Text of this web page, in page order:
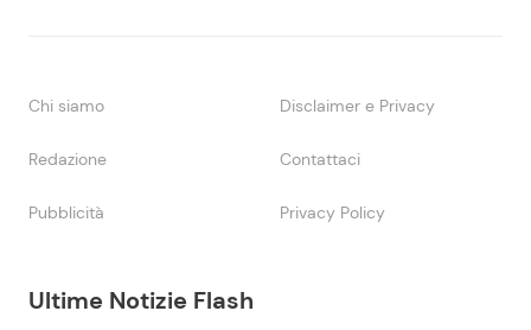
Ultime Notizie Flash
Chi siamo Disclaimer e Privacy
Redazione Contattaci
Pubblicità Privacy Policy